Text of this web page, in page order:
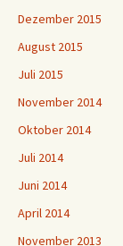
Dezember 2015
August 2015
Juli 2015
November 2014
Oktober 2014
Juli 2014
Juni 2014
April 2014
November 2013